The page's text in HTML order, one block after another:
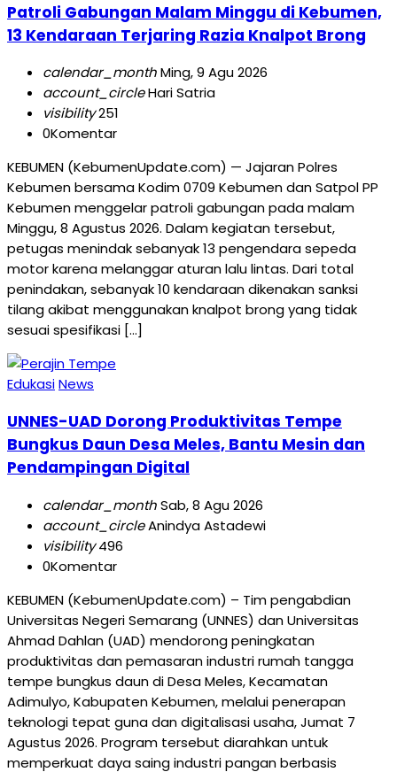
Patroli Gabungan Malam Minggu di Kebumen,
13 Kendaraan Terjaring Razia Knalpot Brong
calendar_monthMing, 9 Agu 2026
account_circleHari Satria
visibility251
0Komentar
KEBUMEN (KebumenUpdate.com) — Jajaran Polres
Kebumen bersama Kodim 0709 Kebumen dan Satpol PP
Kebumen menggelar patroli gabungan pada malam
Minggu, 8 Agustus 2026. Dalam kegiatan tersebut,
petugas menindak sebanyak 13 pengendara sepeda
motor karena melanggar aturan lalu lintas. Dari total
penindakan, sebanyak 10 kendaraan dikenakan sanksi
tilang akibat menggunakan knalpot brong yang tidak
sesuai spesifikasi […]
EdukasiNews
UNNES-UAD Dorong Produktivitas Tempe
Bungkus Daun Desa Meles, Bantu Mesin dan
Pendampingan Digital
calendar_monthSab, 8 Agu 2026
account_circleAnindya Astadewi
visibility496
0Komentar
KEBUMEN (KebumenUpdate.com) – Tim pengabdian
Universitas Negeri Semarang (UNNES) dan Universitas
Ahmad Dahlan (UAD) mendorong peningkatan
produktivitas dan pemasaran industri rumah tangga
tempe bungkus daun di Desa Meles, Kecamatan
Adimulyo, Kabupaten Kebumen, melalui penerapan
teknologi tepat guna dan digitalisasi usaha, Jumat 7
Agustus 2026. Program tersebut diarahkan untuk
memperkuat daya saing industri pangan berbasis